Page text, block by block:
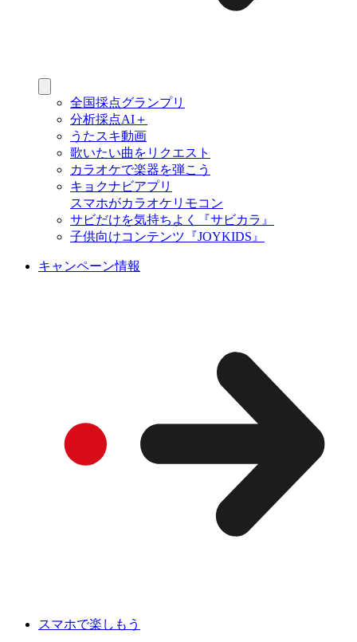
全国採点グランプリ
分析採点AI＋
うたスキ動画
歌いたい曲をリクエスト
カラオケで楽器を弾こう
キョクナビアプリ
スマホがカラオケリモコン
サビだけを気持ちよく『サビカラ』
子供向けコンテンツ『JOYKIDS』
キャンペーン情報
スマホで楽しもう